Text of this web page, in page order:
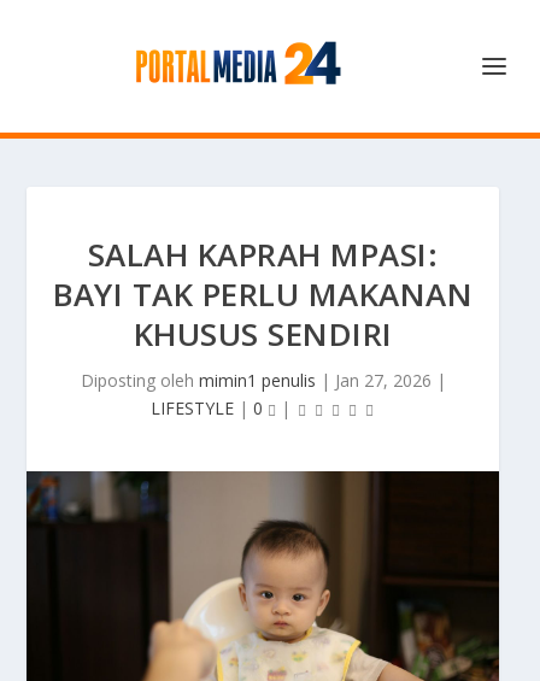
SALAH KAPRAH MPASI:
BAYI TAK PERLU MAKANAN
KHUSUS SENDIRI
Diposting oleh mimin1 penulis | Jan 27, 2026 |
LIFESTYLE | 0 |